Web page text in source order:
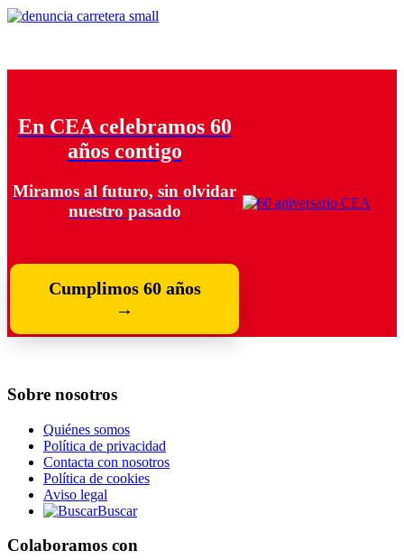
En CEA celebramos 60
años contigo
Miramos al futuro, sin olvidar
nuestro pasado
Cumplimos 60 años
→
Sobre nosotros
Quiénes somos
Política de privacidad
Contacta con nosotros
Política de cookies
Aviso legal
Buscar
Colaboramos con